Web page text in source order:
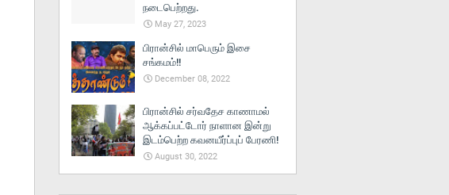
நடைபெற்றது.
May 27, 2023
பிரான்சில் மாபெரும் இசை
சங்கமம்!!
December 08, 2022
பிரான்சில் சர்வதேச காணாமல்
ஆக்கப்பட்டோர் நாளான இன்று
இடம்பெற்ற கவனயீர்ப்புப் பேரணி!
August 30, 2022